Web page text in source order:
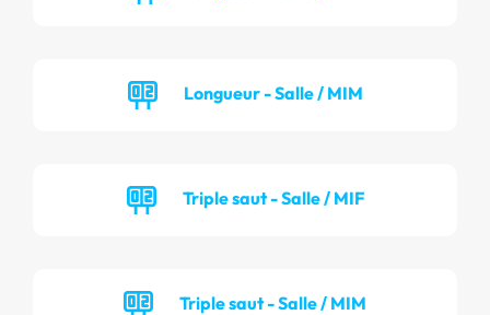
Longueur - Salle / MIM
Triple saut - Salle / MIF
Triple saut - Salle / MIM